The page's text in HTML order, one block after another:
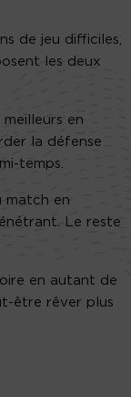
de jeu difficiles,
les deux
en
la défense
temps.
match en
Le reste
en autant de
être rêver plus